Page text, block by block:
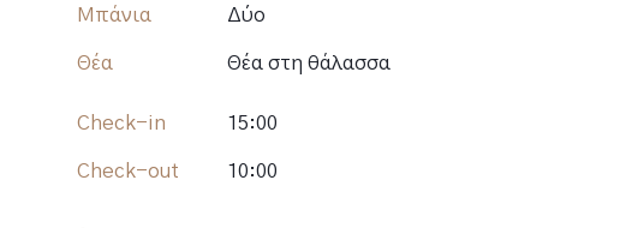
Μπάνια Δύο
Θέα Θέα στη θάλασσα
Check-in 15:00
Check-out 10:00